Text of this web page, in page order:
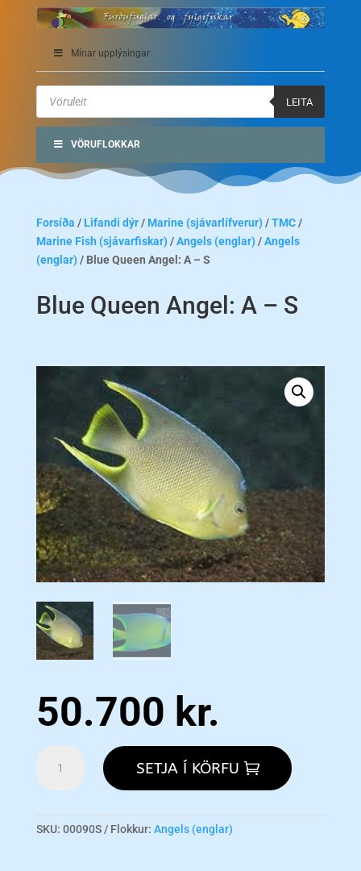
Mínar upplýsingar
Products
search
LEITA
VÖRUFLOKKAR
Forsíða / Lifandi dýr/ Marine (sjávarlífverur) /TMC/
Marine Fish (sjávarfiskar) /Angels (englar) /Angels
(englar) / Blue Queen Angel: A – S
Blue Queen Angel: A – S
50.700 kr.
Queen
-
SETJA Í KÖRFU
SKU: 00090S Flokkur: Angels (englar)